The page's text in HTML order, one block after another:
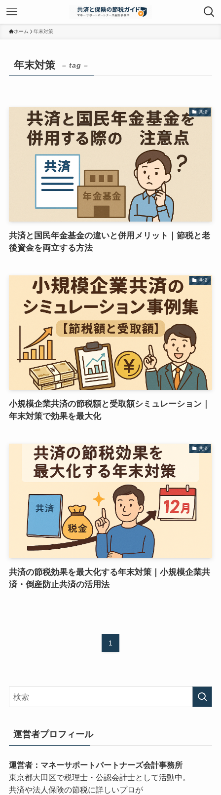
ホーム 年末対策
年末対策 – tag –
共済
共済と国民年金基金の違いと併用メリット｜節税と老
後資金を両立する方法
共済
小規模企業共済の節税額と受取額シミュレーション｜
年末対策で効果を最大化
共済
共済の節税効果を最大化する年末対策｜小規模企業共
済・倒産防止共済の活用法
1
運営者プロフィール
運営者：マネーサポートパートナーズ会計事務所
東京都大田区で税理士・公認会計士として活動中。
共済や法人保険の節税に詳しいプロが